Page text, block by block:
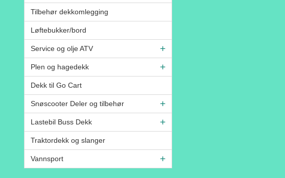
Tilbehør dekkomlegging
Løftebukker/bord
Service og olje ATV
Plen og hagedekk
Dekk til Go Cart
Snøscooter Deler og tilbehør
Lastebil Buss Dekk
Traktordekk og slanger
Vannsport